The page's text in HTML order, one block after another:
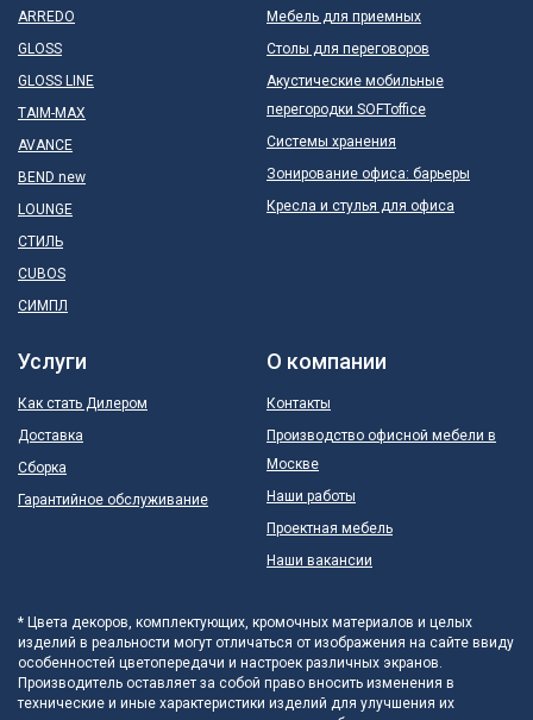
ARREDO
GLOSS
GLOSS LINE
TAIM-MAX
AVANCE
BEND new
LOUNGE
СТИЛЬ
CUBOS
СИМПЛ
Мебель для приемных
Столы для переговоров
Акустические мобильные
перегородки SOFToffice
Системы хранения
Зонирование офиса: барьеры
Кресла и стулья для офиса
Услуги
Как стать Дилером
Доставка
Сборка
Гарантийное обслуживание
О компании
Контакты
Производство офисной мебели в
Москве
Наши работы
Проектная мебель
Наши вакансии
* Цвета декоров, комплектующих, кромочных материалов и целых
изделий в реальности могут отличаться от изображения на сайте ввиду
особенностей цветопередачи и настроек различных экранов.
Производитель оставляет за собой право вносить изменения в
технические и иные характеристики изделий для улучшения их